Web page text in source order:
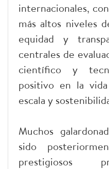
internacionales,
más altos niveles
equidad y
centrales de
científico y
positivo en la
escala y
Muchos
sido
prestigiosos